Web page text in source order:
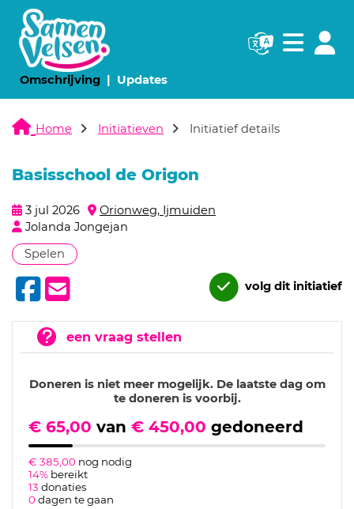
Omschrijving(huidige pagina)
Updates(huidige pagina)
Navigatie
Home Initiatieven Initiatief details
Basisschool de Origon
3 jul 2026
Orionweg, Ijmuiden
Jolanda Jongejan
Spelen
volg dit initiatief
een vraag stellen
Doneren is niet meer mogelijk. De laatste dag om
te doneren is voorbij.
€ 65,00 van € 450,00 gedoneerd
€ 385,00 nog nodig
14% bereikt
13 donaties
0dagen te gaan